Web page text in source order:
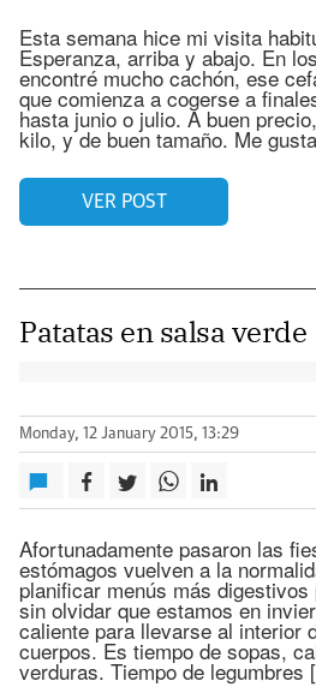
Esta semana hice mi visita
Esperanza, arriba y abajo. En
encontré mucho cachón, ese
que comienza a cogerse a
hasta junio o julio. A buen
kilo, y de buen tamaño. Me
VER POST
Patatas en salsa verde
Monday, 12 January 2015, 13:29
Afortunadamente pasaron las
estómagos vuelven a la
planificar menús más
sin olvidar que estamos en
caliente para llevarse al interior
cuerpos. Es tiempo de sopas,
verduras. Tiempo de